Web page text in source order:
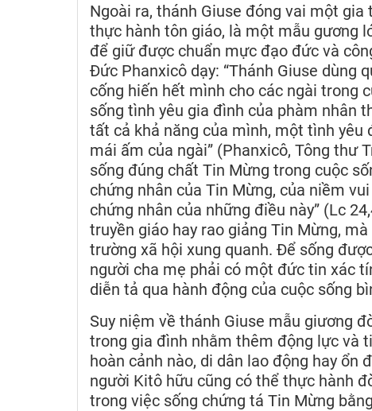
Ngoài ra, thánh Giuse đóng vai một
thực hành tôn giáo, là một mẫu gương
để giữ được chuẩn mực đạo đức và
Đức Phanxicô dạy: “Thánh Giuse dùng
cống hiến hết mình cho các ngài trong
sống tình yêu gia đình của phàm nhân
tất cả khả năng của mình, một tình
mái ấm của ngài” (Phanxicô, Tông thư
sống đúng chất Tin Mừng trong cuộc
chứng nhân của Tin Mừng, của niềm
chứng nhân của những điều này” (Lc
truyền giáo hay rao giảng Tin Mừng,
trường xã hội xung quanh. Để sống
người cha mẹ phải có một đức tin xác
diễn tả qua hành động của cuộc sống
Suy niệm về thánh Giuse mẫu giương
trong gia đình nhằm thêm động lực và
hoàn cảnh nào, di dân lao động hay ổn
người Kitô hữu cũng có thể thực hành
trong việc sống chứng tá Tin Mừng